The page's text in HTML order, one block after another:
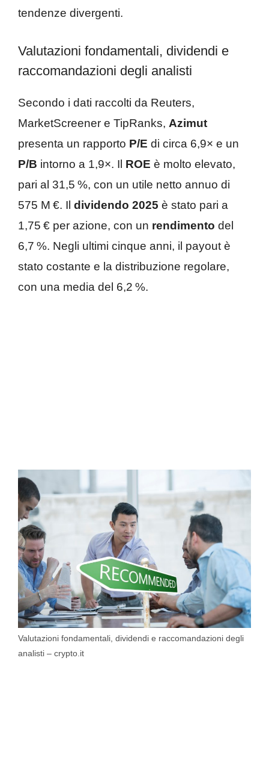
tendenze divergenti.
Valutazioni fondamentali, dividendi e
raccomandazioni degli analisti
Secondo i dati raccolti da Reuters,
MarketScreener e TipRanks, Azimut
presenta un rapporto P/E di circa 6,9× e un
P/B intorno a 1,9×. Il ROE è molto elevato,
pari al 31,5 %, con un utile netto annuo di
575 M €. Il dividendo 2025 è stato pari a
1,75 € per azione, con un rendimento del
6,7 %. Negli ultimi cinque anni, il payout è
stato costante e la distribuzione regolare,
con una media del 6,2 %.
Valutazioni fondamentali, dividendi e raccomandazioni degli
analisti – crypto.it